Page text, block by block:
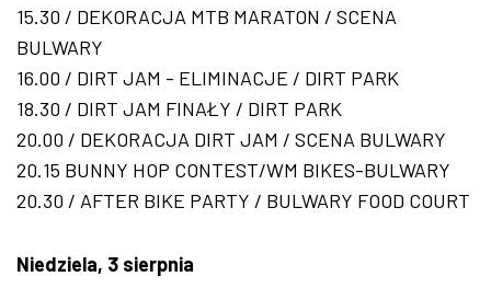
15.30 / DEKORACJA MTB MARATON / SCENA
BULWARY
16.00 / DIRT JAM - ELIMINACJE / DIRT PARK
18.30 / DIRT JAM FINAŁY / DIRT PARK
20.00 / DEKORACJA DIRT JAM / SCENA BULWARY
20.15 BUNNY HOP CONTEST/WM BIKES-BULWARY
20.30 / AFTER BIKE PARTY / BULWARY FOOD COURT
Niedziela, 3 sierpnia